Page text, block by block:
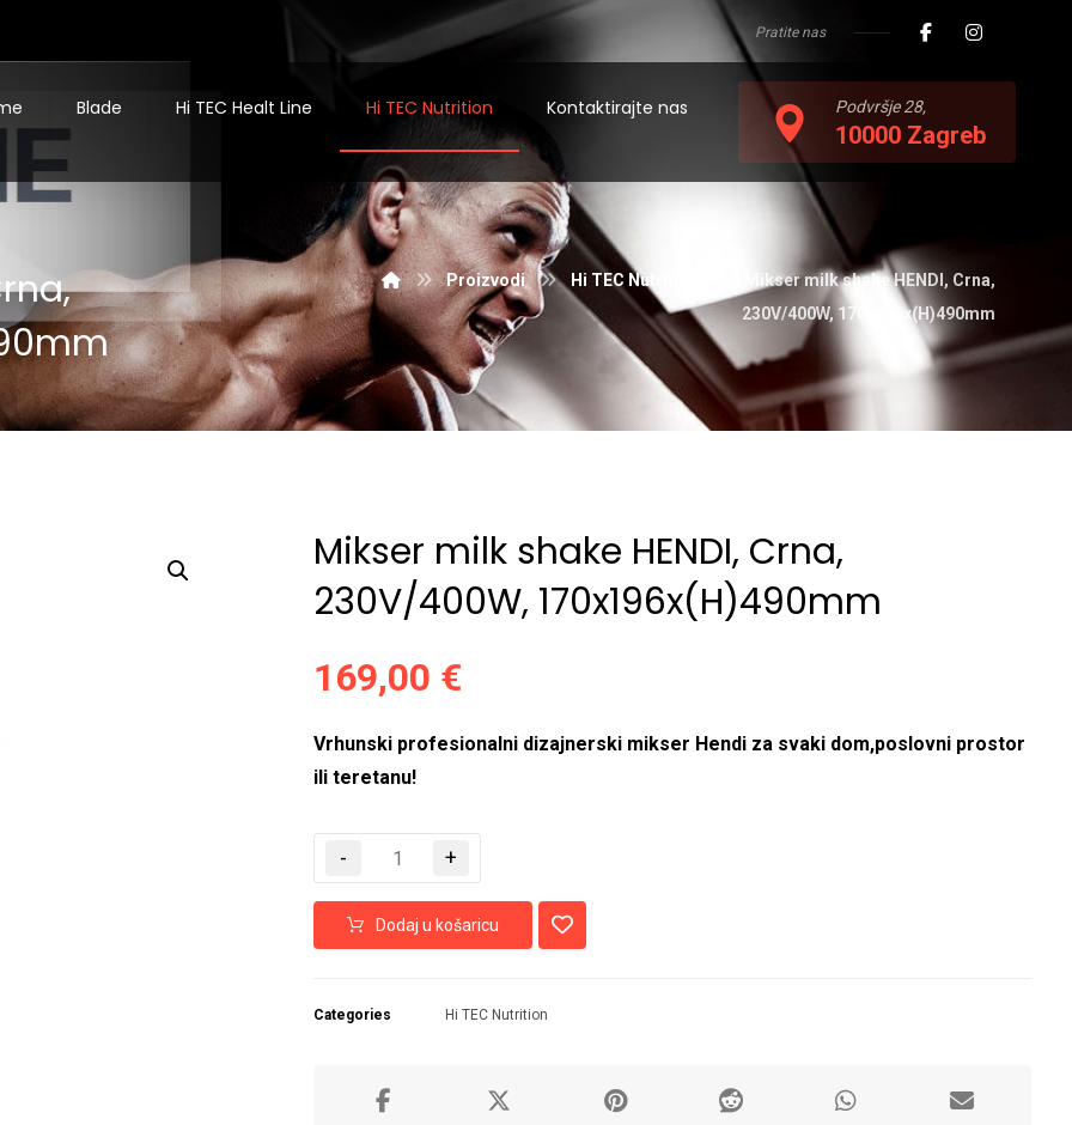
Pratite nas
Podvršje 28,
10000 Zagreb
Blade Hi TEC Healt Line Hi TEC Nutrition Kontaktirajte nas
Proizvodi Hi TEC Nutrition
Mikser milk shake HENDI, Crna,
230V/400W, 170x196x(H)490mm
Mikser milk shake HENDI, Crna,
230V/400W, 170x196x(H)490mm
169,00 €
Vrhunski profesionalni dizajnerski mikser Hendi za svaki dom,poslovni prostor
ili teretanu!
- +
Dodaj u košaricu
Categories Hi TEC Nutrition